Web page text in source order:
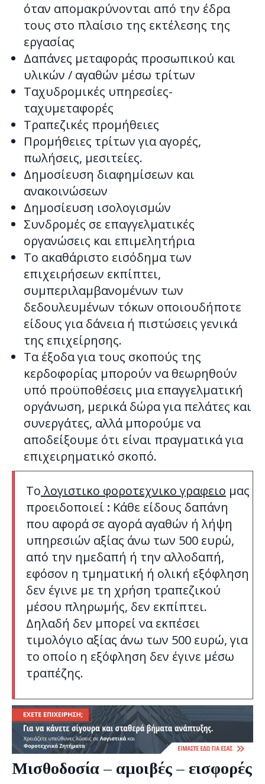
όταν απομακρύνονται από την έδρα
τους στο πλαίσιο της εκτέλεσης της
εργασίας
Δαπάνες μεταφοράς προσωπικού και
υλικών / αγαθών μέσω τρίτων
Ταχυδρομικές υπηρεσίες-
ταχυμεταφορές
Τραπεζικές προμήθειες
Προμήθειες τρίτων για αγορές,
πωλήσεις, μεσιτείες.
Δημοσίευση διαφημίσεων και
ανακοινώσεων
Δημοσίευση ισολογισμών
Συνδρομές σε επαγγελματικές
οργανώσεις και επιμελητήρια
Το ακαθάριστο εισόδημα των
επιχειρήσεων εκπίπτει,
συμπεριλαμβανομένων των
δεδουλευμένων τόκων οποιουδήποτε
είδους για δάνεια ή πιστώσεις γενικά
της επιχείρησης.
Τα έξοδα για τους σκοπούς της
κερδοφορίας μπορούν να θεωρηθούν
υπό προϋποθέσεις μια επαγγελματική
οργάνωση, μερικά δώρα για πελάτες και
συνεργάτες, αλλά μπορούμε να
αποδείξουμε ότι είναι πραγματικά για
επιχειρηματικό σκοπό.
Το λογιστικο φοροτεχνικο γραφειο μας
προειδοποιεί : Κάθε είδους δαπάνη
που αφορά σε αγορά αγαθών ή λήψη
υπηρεσιών αξίας άνω των 500 ευρώ,
από την ημεδαπή ή την αλλοδαπή,
εφόσον η τμηματική ή ολική εξόφληση
δεν έγινε με τη χρήση τραπεζικού
μέσου πληρωμής, δεν εκπίπτει.
Δηλαδή δεν μπορεί να εκπέσει
τιμολόγιο αξίας άνω των 500 ευρώ, για
το οποίο η εξόφληση δεν έγινε μέσω
τραπέζης.
Μισθοδοσία – αμοιβές – εισφορές